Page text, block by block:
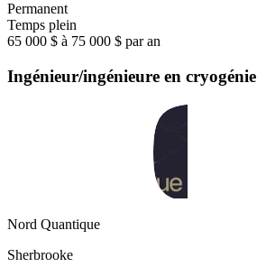
Permanent
Temps plein
65 000 $ à 75 000 $ par an
Ingénieur/ingénieure en cryogénie
Nord Quantique
Sherbrooke